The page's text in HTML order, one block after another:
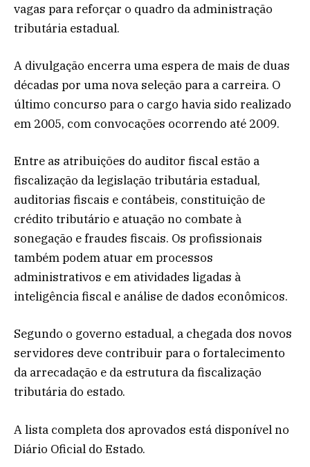
vagas para reforçar o quadro da administração
tributária estadual.
A divulgação encerra uma espera de mais de duas
décadas por uma nova seleção para a carreira. O
último concurso para o cargo havia sido realizado
em 2005, com convocações ocorrendo até 2009.
Entre as atribuições do auditor fiscal estão a
fiscalização da legislação tributária estadual,
auditorias fiscais e contábeis, constituição de
crédito tributário e atuação no combate à
sonegação e fraudes fiscais. Os profissionais
também podem atuar em processos
administrativos e em atividades ligadas à
inteligência fiscal e análise de dados econômicos.
Segundo o governo estadual, a chegada dos novos
servidores deve contribuir para o fortalecimento
da arrecadação e da estrutura da fiscalização
tributária do estado.
A lista completa dos aprovados está disponível no
Diário Oficial do Estado.